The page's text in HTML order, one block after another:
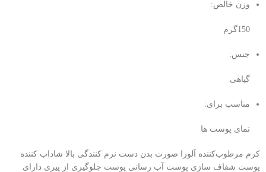
وزن خالص:
150گرم
جنس:
گیاهی
مناسب برای:
تمای پوست ها
کرم مرطوب‌کننده آلورا صورت بدن دست نرم کنندگی بالا شاداب کننده
پوست شفاف سازی پوست آب رسانی پوست جلوگیری از پیری دارای